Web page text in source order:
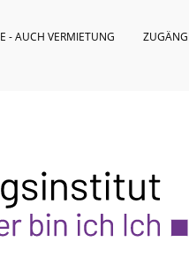
- AUCH VERMIETUNG